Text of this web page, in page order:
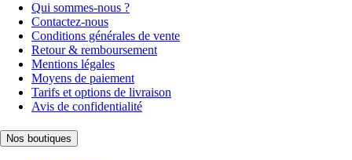
Qui sommes-nous ?
Contactez-nous
Conditions générales de vente
Retour & remboursement
Mentions légales
Moyens de paiement
Tarifs et options de livraison
Avis de confidentialité
Nos boutiques